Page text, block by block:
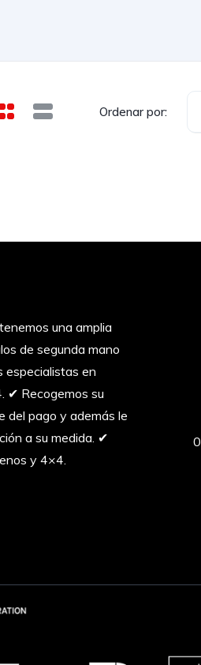
Ordenar por:
una amplia
de segunda mano
especialistas en
✔︎ Recogemos su
del pago y además le
a su medida. ✔︎
y 4×4.